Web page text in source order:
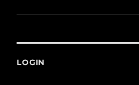
LOGIN